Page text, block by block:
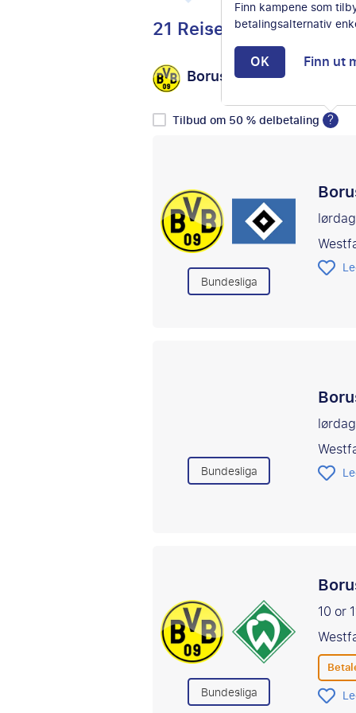
21 Reiser
Borussia Dortmund
Tilbud om 50 % delbetaling ?
Bundesliga
Bundesliga
Bundesliga
10 or
Finn kampene som
betalingsalternativ
OK Finn ut